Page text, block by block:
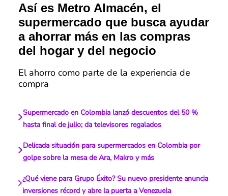
Así es Metro Almacén, el
supermercado que busca ayudar
a ahorrar más en las compras
del hogar y del negocio
El ahorro como parte de la experiencia de
compra
Supermercado en Colombia lanzó descuentos del 50 %
hasta final de julio; da televisores regalados
Delicada situación para supermercados en Colombia por
golpe sobre la mesa de Ara, Makro y más
¿Qué viene para Grupo Éxito? Su nuevo presidente anuncia
inversiones récord y abre la puerta a Venezuela